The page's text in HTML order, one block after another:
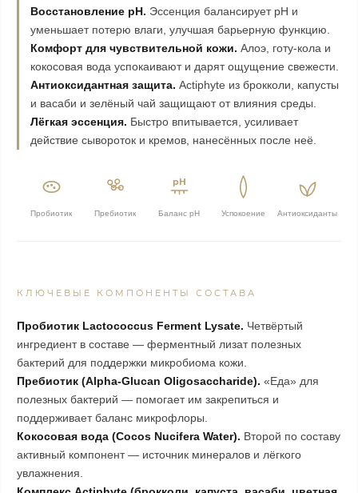
Восстановление pH. Эссенция балансирует рН и
уменьшает потерю влаги, улучшая барьерную функцию.
Комфорт для чувствительной кожи. Алоэ, готу-кола и
кокосовая вода успокаивают и дарят ощущение свежести.
Антиоксидантная защита. Actiphyte из брокколи, капусты
и васаби и зелёный чай защищают от влияния среды.
Лёгкая эссенция. Быстро впитывается, усиливает
действие сывороток и кремов, нанесённых после неё.
Пробиотик Пребиотик
pH
Баланс pH Успокоение Антиоксиданты
КЛЮЧЕВЫЕ КОМПОНЕНТЫ СОСТАВА
Пробиотик Lactococcus Ferment Lysate. Четвёртый
ингредиент в составе — ферментный лизат полезных
бактерий для поддержки микробиома кожи.
Пребиотик (Alpha-Glucan Oligosaccharide). «Еда» для
полезных бактерий — помогает им закрепиться и
поддерживает баланс микрофлоры.
Кокосовая вода (Cocos Nucifera Water). Второй по составу
активный компонент — источник минералов и лёгкого
увлажнения.